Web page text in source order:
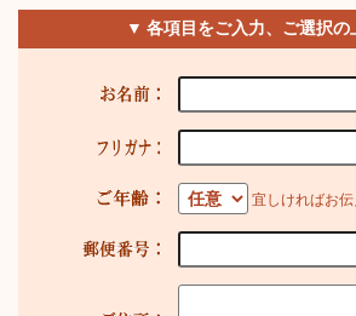
▼ 各項目をご入力、ご選択
宜しければお伝